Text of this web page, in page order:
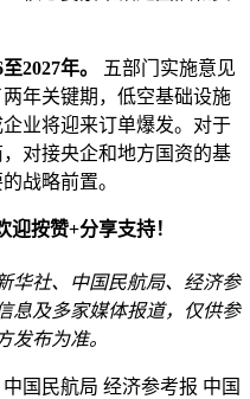
2027年。
五部门实施意见
年关键期，低空基础设施
业将迎来订单爆发。对于
对接央企和地方国资的基
战略前置。
按赞+分享支持！
华社、中国民航局、经济参
息及多家媒体报道，仅供参
发布为准。
国民航局 经济参考报 中国